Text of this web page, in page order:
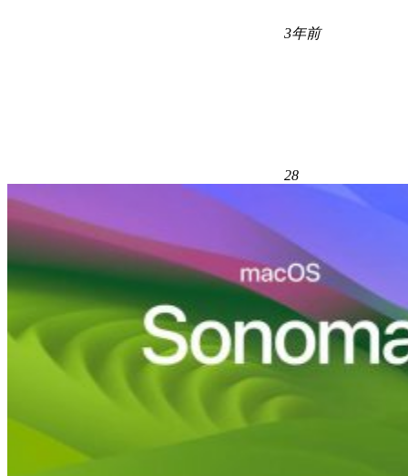
3年前
28